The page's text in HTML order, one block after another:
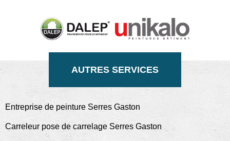
AUTRES SERVICES
Entreprise de peinture Serres Gaston
Carreleur pose de carrelage Serres Gaston